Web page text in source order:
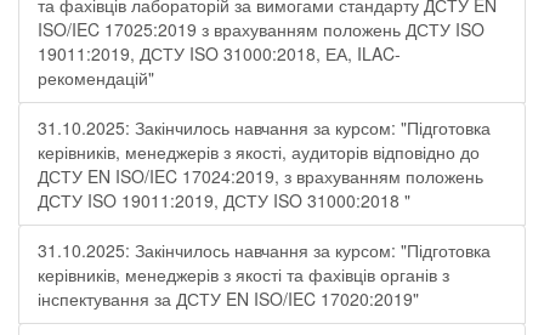
та фахівців лабораторій за вимогами стандарту ДСТУ EN
ISO/IEC 17025:2019 з врахуванням положень ДСТУ ISO
19011:2019, ДСТУ ISO 31000:2018, ЕА, ILAC-
рекомендацій"
31.10.2025: Закінчилось навчання за курсом: "Підготовка
керівників, менеджерів з якості, аудиторів відповідно до
ДСТУ EN ISO/IEC 17024:2019, з врахуванням положень
ДСТУ ISO 19011:2019, ДСТУ ISO 31000:2018 "
31.10.2025: Закінчилось навчання за курсом: "Підготовка
керівників, менеджерів з якості та фахівців органів з
інспектування за ДСТУ EN ISO/IEC 17020:2019"